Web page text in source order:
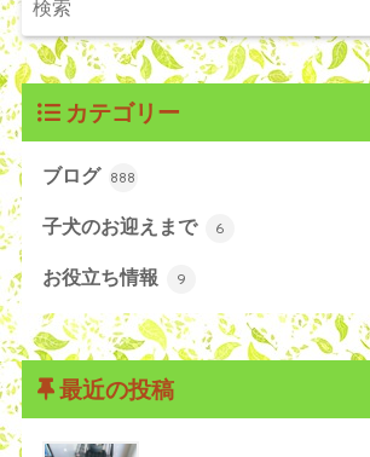
カテゴリー
ブログ 888
子犬のお迎えまで 6
お役立ち情報 9
最近の投稿